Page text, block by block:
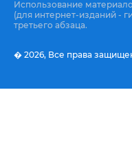
Использование
(для интернет-изданий -
третьего абзаца.
� 2026, Все права